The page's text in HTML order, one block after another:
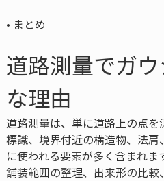
• まとめ
道路測量でガ
な理由
道路測量は、単に道路上の点を
標識、境界付近の構造物、法
に使われる要素が多く含まれ
舗装範囲の整理、出来形の比較